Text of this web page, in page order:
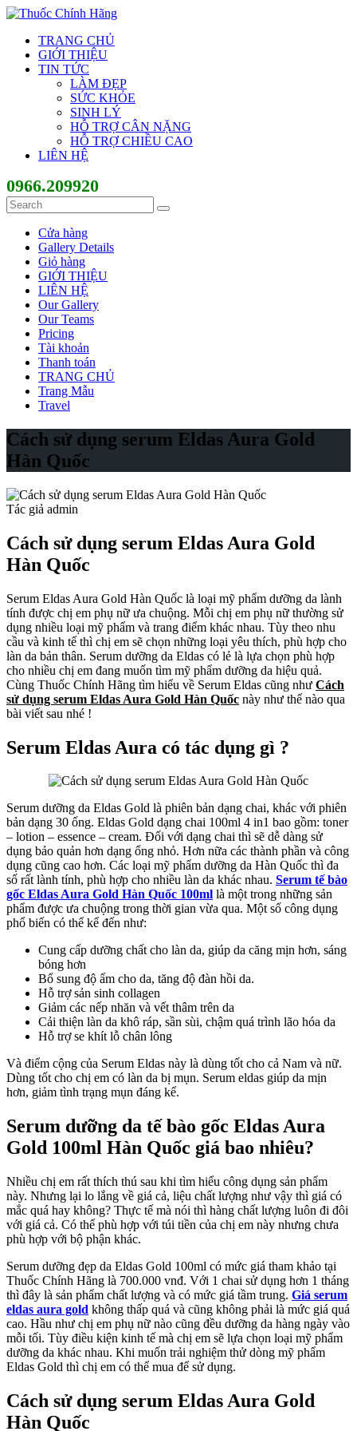
TRANG CHỦ
GIỚI THIỆU
TIN TỨC
LÀM ĐẸP
SỨC KHỎE
SINH LÝ
HỖ TRỢ CÂN NẶNG
HỖ TRỢ CHIỀU CAO
LIÊN HỆ
0966.209920
Cửa hàng
Gallery Details
Giỏ hàng
GIỚI THIỆU
LIÊN HỆ
Our Gallery
Our Teams
Pricing
Tài khoản
Thanh toán
TRANG CHỦ
Trang Mẫu
Travel
Cách sử dụng serum Eldas Aura Gold
Hàn Quốc
Tác giả admin
Cách sử dụng serum Eldas Aura Gold
Hàn Quốc
Serum Eldas Aura Gold Hàn Quốc là loại mỹ phẩm dưỡng da lành
tính được chị em phụ nữ ưa chuộng. Mỗi chị em phụ nữ thường sử
dụng nhiều loại mỹ phẩm và trang điểm khác nhau. Tùy theo nhu
cầu và kinh tế thì chị em sẽ chọn những loại yêu thích, phù hợp cho
làn da bản thân. Serum dưỡng da Eldas có lẻ là lựa chọn phù hợp
cho nhiều chị em đang muốn tìm mỹ phẩm dưỡng da hiệu quả.
Cùng Thuốc Chính Hãng tìm hiểu về Serum Eldas cũng như Cách
sử dụng serum Eldas Aura Gold Hàn Quốc này như thế nào qua
bài viết sau nhé !
Serum Eldas Aura có tác dụng gì ?
Serum dưỡng da Eldas Gold là phiên bản dạng chai, khác với phiên
bản dạng 30 ống. Eldas Gold dạng chai 100ml 4 in1 bao gồm: toner
– lotion – essence – cream. Đối với dạng chai thì sẽ dễ dàng sử
dụng bảo quản hơn dạng ổng nhỏ. Hơn nữa các thành phần và công
dụng cũng cao hơn. Các loại mỹ phẩm dưỡng da Hàn Quốc thì đa
số rất lành tính, phù hợp cho nhiều làn da khác nhau. Serum tế bào
gốc Eldas Aura Gold Hàn Quốc 100ml là một trong những sản
phẩm được ưa chuộng trong thời gian vừa qua. Một số công dụng
phổ biến có thể kể đến như:
Cung cấp dưỡng chất cho làn da, giúp da căng mịn hơn, sáng
bóng hơn
Bổ sung độ ẩm cho da, tăng độ đàn hồi da.
Hỗ trợ sản sinh collagen
Giảm các nếp nhăn và vết thâm trên da
Cải thiện làn da khô ráp, sần sùi, chậm quá trình lão hóa da
Hỗ trợ se khít lỗ chân lông
Và điểm cộng của Serum Eldas này là dùng tốt cho cả Nam và nữ.
Dùng tốt cho chị em có làn da bị mụn. Serum eldas giúp da mịn
hơn, giảm tình trạng mụn đáng kể.
Serum dưỡng da tế bào gốc Eldas Aura
Gold 100ml Hàn Quốc giá bao nhiêu?
Nhiều chị em rất thích thú sau khi tìm hiểu công dụng sản phẩm
này. Nhưng lại lo lắng về giá cả, liệu chất lượng như vậy thì giá có
mắc quá hay không? Thực tế mà nói thì hàng chất lượng luôn đi đôi
với giá cả. Có thể phù hợp với túi tiền của chị em này nhưng chưa
phù hợp với bộ phận khác.
Serum dưỡng đẹp da Eldas Gold 100ml có mức giá tham khảo tại
Thuốc Chính Hãng là 700.000 vnđ. Với 1 chai sử dụng hơn 1 tháng
thì đây là sản phẩm chất lượng và có mức giá tầm trung. Giá serum
eldas aura gold không thấp quá và cũng không phải là mức giá quá
cao. Hầu như chị em phụ nữ nào cũng đều dưỡng da hàng ngày vào
mỗi tối. Tùy điều kiện kinh tế mà chị em sẽ lựa chọn loại mỹ phẩm
dưỡng da khác nhau. Khi muốn trải nghiệm thử dòng mỹ phẩm
Eldas Gold thì chị em có thể mua để sử dụng.
Cách sử dụng serum Eldas Aura Gold
Hàn Quốc